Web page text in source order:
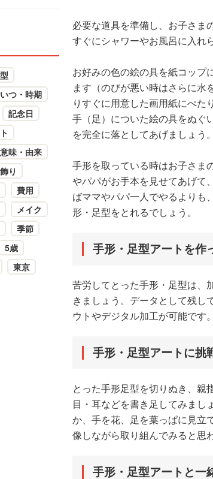
必要な道具を準備し、お子さま
すぐにシャワーやお風呂に入れ
お好みの色の絵の具を紙コップ
ます（のびが悪い時はさらに水
りすぐに用意した画用紙にぺた
手（足）についた絵の具をぬぐ
を完全に落としてあげましょう。
手形を取っている時はお子さま
やパパがお手本を見せてあげて
ばママやパパ一人でやるよりも
形・足型をとれるでしょう。
手形・足型アートを作
苦労してとった手形・足型は、
きましょう。データとして残し
ウトやデジタル加工が可能です。
手形・足型アートに挑
とった手形足型を切りぬき、親
目・耳などを書き足してみまし
か、手を花、足を葉っぱに見立
像しながら取り組んでみると思
手形・足型アートと一
いつ・時期
記念日
意味・由来
飾り
費用
メイク
季節
5歳
東京